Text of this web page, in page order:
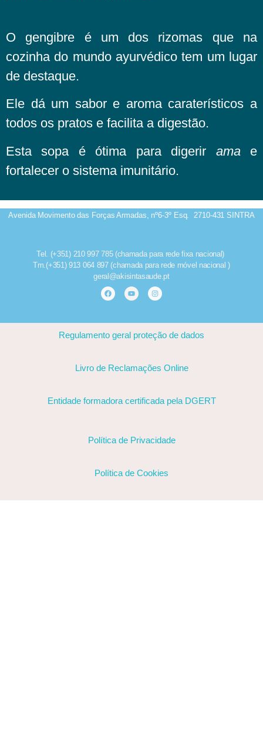
O gengibre é um dos rizomas que na
cozinha do mundo ayurvédico tem um lugar
de destaque.
Ele dá um sabor e aroma caraterísticos a
todos os pratos e facilita a digestão.
Esta sopa é ótima para digerir ama e
fortalecer o sistema imunitário.
Avenida Movimento das Forças Armadas, nº6-3º Esq. 2710-431 SINTRA
Tel. (+351) 210 997 785 (chamada para rede fixa nacional)
Tm.(+351) 913 064 897 (chamada para rede móvel nacional )
geral@akisintasaude.pt
Regulamento geral proteção de dados
Livro de Reclamações Online
Entidade formadora certificada pela DGERT
Política de Privacidade
Política de Cookies